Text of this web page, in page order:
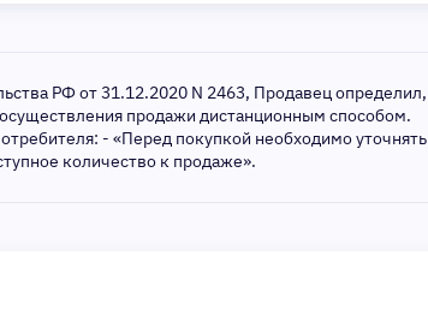
РФ от 31.12.2020 N 2463, Продавец определил,
продажи дистанционным способом.
- «Перед покупкой необходимо уточнять
количество к продаже».